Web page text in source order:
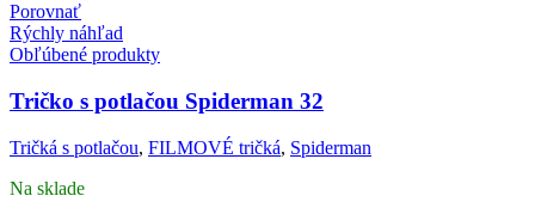
Porovnať
Rýchly náhľad
Obľúbené produkty
Tričko s potlačou Spiderman 32
Tričká s potlačou, FILMOVÉ tričká, Spiderman
Na sklade